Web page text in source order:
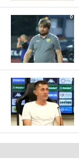
0
0